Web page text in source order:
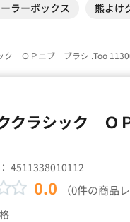
ラーボックス 熊よけ
ク ＯＰニブ ブラシ .Too
クラシック Ｏ
4511338010112
0.0 （0件の商品